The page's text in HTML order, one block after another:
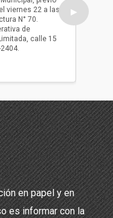
viernes 22 a las
N° 70.
de
calle 15
ser
oficio
▶
en papel y en
es informar con la